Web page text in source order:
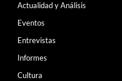
Actualidad y Análisis
Eventos
Entrevistas
Informes
Cultura